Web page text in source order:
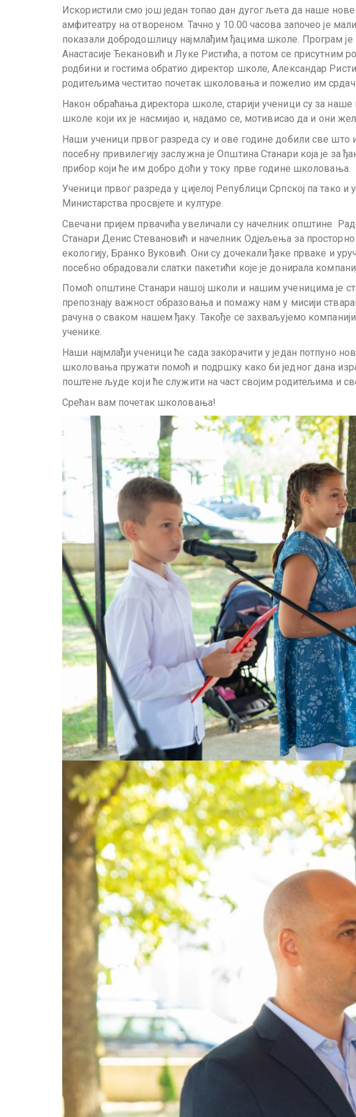
Искористили смо још један топао дан дугог љета да наше
амфитеатру на отвореном. Тачно у 10.00 часова започео је
показали добродошлицу најмлађим ђацима школе. Програм
Анастасије Ђекановић и Луке Ристића, а потом се присутним
родбини и гостима обратио директор школе, Александар
родитељима честитао почетак школовања и пожелио им
Након обраћања директора школе, старији ученици су за
школе који их је насмијао и, надамо се, мотивисао да и они
Наши ученици првог разреда су и ове године добили све што
посебну привилегију заслужна је Општина Станари која је за
прибор који ће им добро доћи у току прве године школовања.
Ученици првог разреда у цијелој Републици Српској па тако и
Министарства просвјете и културе.
Свечани пријем првачића увеличали су начелник општине
Станари Денис Стевановић и начелник Одјељења за
екологију, Бранко Вуковић. Они су дочекали ђаке прваке и
посебно обрадовали слатки пакетићи које је донирала
Помоћ општине Станари нашој школи и нашим ученицима је
препознају важност образовања и помажу нам у мисији
рачуна о сваком нашем ђаку. Такође се захваљујемо
ученике.
Наши најмлађи ученици ће сада закорачити у један потпуно
школовања пружати помоћ и подршку како би једног дана
поштене људе који ће служити на част својим родитељима и
Срећан вам почетак школовања!